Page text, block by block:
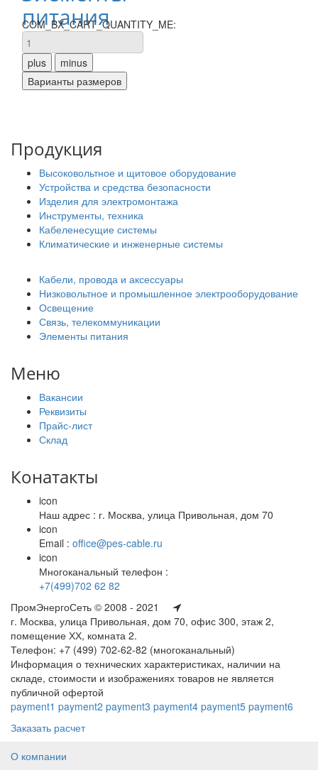
питания
COM_BX_CART_QUANTITY_ME:
Продукция
Высоковольтное и щитовое оборудование
Устройства и средства безопасности
Изделия для электромонтажа
Инструменты, техника
Кабеленесущие системы
Климатические и инженерные системы
Кабели, провода и аксессуары
Низковольтное и промышленное электрооборудование
Освещение
Связь, телекоммуникации
Элементы питания
Меню
Вакансии
Реквизиты
Прайс-лист
Склад
Конатакты
icon
Наш адрес : г. Москва, улица Привольная, дом 70
icon
Email : office@pes-cable.ru
icon
Многоканальный телефон :
+7(499)702 62 82
ПромЭнергоСеть © 2008 - 2021
г. Москва, улица Привольная, дом 70, офис 300, этаж 2,
помещение ХХ, комната 2.
Телефон: +7 (499) 702-62-82 (многоканальный)
Информация о технических характеристиках, наличии на
складе, стоимости и изображениях товаров не является
публичной офертой
payment1 payment2 payment3 payment4 payment5 payment6
Заказать расчет
О компании